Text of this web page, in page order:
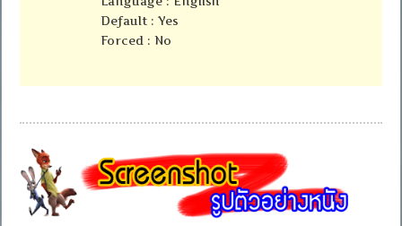
Default : Yes
Forced : No